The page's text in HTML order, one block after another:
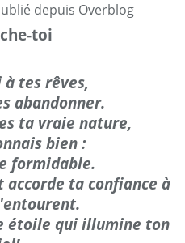
depuis Overblog
toi
tes rêves,
abandonner.
ta vraie nature,
bien :
formidable.
accorde ta confiance à
étoile qui illumine ton